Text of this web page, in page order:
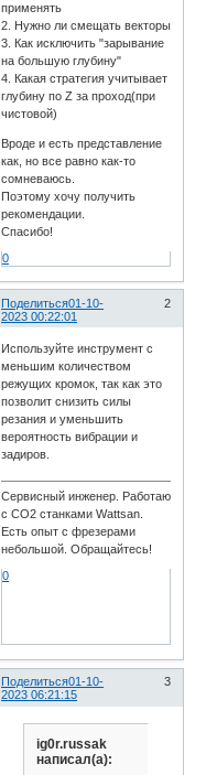
применять
2. Нужно ли смещать векторы
3. Как исключить "зарывание
на большую глубину"
4. Какая стратегия учитывает
глубину по Z за проход(при
чистовой)
Вроде и есть представление
как, но все равно как-то
сомневаюсь.
Поэтому хочу получить
рекомендации.
Спасибо!
0
Поделиться 2
01-10-
2023 00:22:01
Используйте инструмент с
меньшим количеством
режущих кромок, так как это
позволит снизить силы
резания и уменьшить
вероятность вибрации и
задиров.
Сервисный инженер. Работаю
с СО2 станками Wattsan.
Есть опыт с фрезерами
небольшой. Обращайтесь!
0
Поделиться 3
01-10-
2023 06:21:15
ig0r.russak
написал(а):